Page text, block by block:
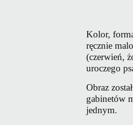
Kolor,
ręcznie
(czerwień,
uroczego
Obraz
gabinetów
jednym.